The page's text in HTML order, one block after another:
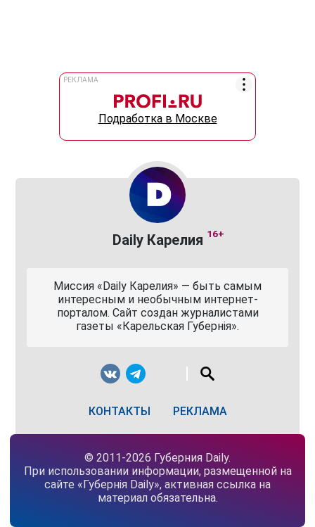
РЕКЛАМА
Подработка в Москве
Daily Карелия 16+
Миссия «Daily Карелия» — быть самым
интересным и необычным интернет-
порталом. Сайт создан журналистами
газеты «Карельская Губернiя».
КОНТАКТЫ РЕКЛАМА
© 2011-2026 Губерния Daily.
При использовании информации, размещенной на
сайте «Губернiя Daily», активная ссылка на
материал обязательна.